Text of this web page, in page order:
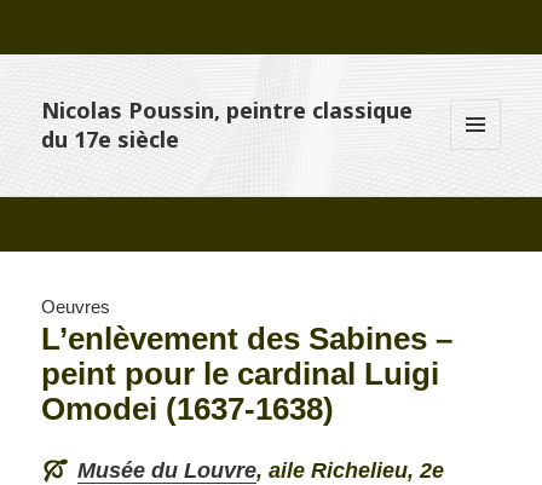
Nicolas Poussin, peintre classique
du 17e siècle
WIDGETS
Oeuvres
L’enlèvement des Sabines –
peint pour le cardinal Luigi
Omodei (1637-1638)
Musée du Louvre, aile Richelieu, 2e